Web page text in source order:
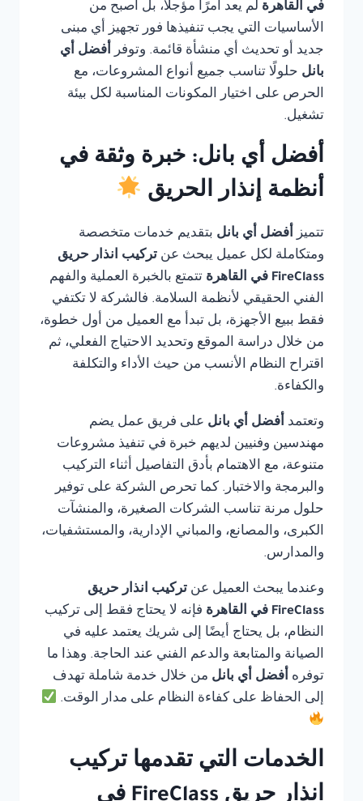
في القاهرة لم يعد أمرًا مؤجلًا، بل أصبح من
الأساسيات التي يجب تنفيذها فور تجهيز أي مبنى
جديد أو تحديث أي منشأة قائمة. وتوفر أفضل أي
بانل حلولًا تناسب جميع أنواع المشروعات، مع
الحرص على اختيار المكونات المناسبة لكل بيئة
تشغيل.
أفضل أي بانل: خبرة وثقة في
أنظمة إنذار الحريق
تتميز أفضل أي بانل بتقديم خدمات متخصصة
ومتكاملة لكل عميل يبحث عن تركيب انذار حريق
FireClass في القاهرة
تتمتع بالخبرة العملية والفهم
الفني الحقيقي لأنظمة السلامة. فالشركة لا تكتفي
فقط ببيع الأجهزة، بل تبدأ مع العميل من أول خطوة،
من خلال دراسة الموقع وتحديد الاحتياج الفعلي، ثم
اقتراح النظام الأنسب من حيث الأداء والتكلفة
والكفاءة.
وتعتمد أفضل أي بانل على فريق عمل يضم
مهندسين وفنيين لديهم خبرة في تنفيذ مشروعات
متنوعة، مع الاهتمام بأدق التفاصيل أثناء التركيب
والبرمجة والاختبار. كما تحرص الشركة على توفير
حلول مرنة تناسب الشركات الصغيرة، والمنشآت
الكبرى، والمصانع، والمباني الإدارية، والمستشفيات،
والمدارس.
وعندما يبحث العميل عن تركيب انذار حريق
FireClass في القاهرة
فإنه لا يحتاج فقط إلى تركيب
النظام، بل يحتاج أيضًا إلى شريك يعتمد عليه في
الصيانة والمتابعة والدعم الفني عند الحاجة. وهذا ما
توفره أفضل أي بانل من خلال خدمة شاملة تهدف
إلى الحفاظ على كفاءة النظام على مدار الوقت.
الخدمات التي تقدمها تركيب